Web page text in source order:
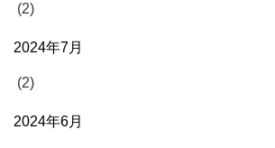
(2)
2024年7月
(2)
2024年6月